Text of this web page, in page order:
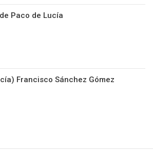
Paco de Lucía
Francisco Sánchez Gómez